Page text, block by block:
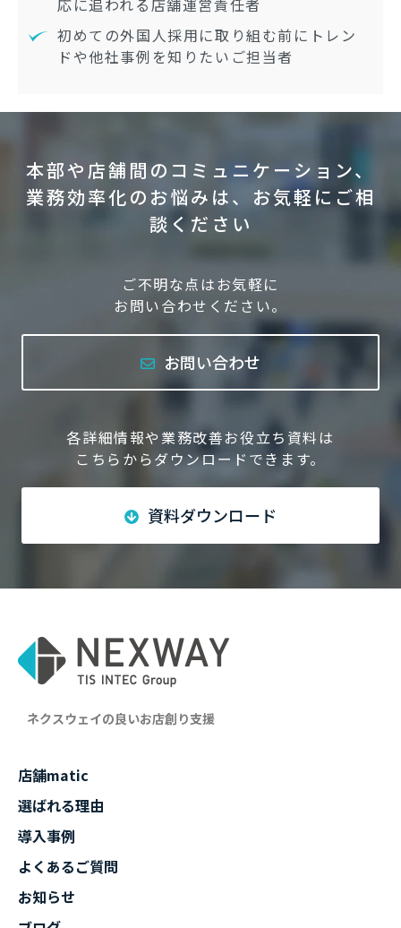
応に追われる店舗運営責任者
初めての外国人採用に取り組む前にトレン
ドや他社事例を知りたいご担当者
本部や店舗間のコミュニケーション、
業務効率化のお悩みは、お気軽にご相
談ください
ご不明な点はお気軽に
お問い合わせください。
お問い合わせ
各詳細情報や業務改善お役立ち資料は
こちらからダウンロードできます。
資料ダウンロード
ネクスウェイの良いお店創り支援
店舗matic
選ばれる理由
導入事例
よくあるご質問
お知らせ